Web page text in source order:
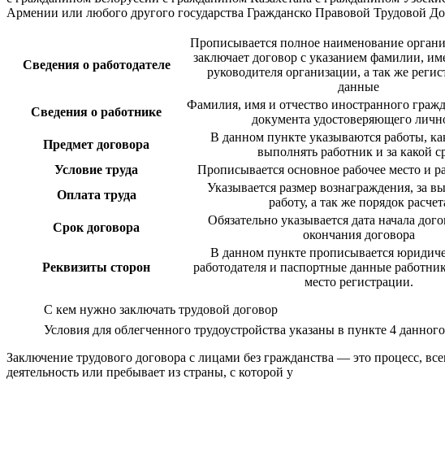
Армении или любого другого государства Гражданско Правовой Трудовой
Сведения о работодателе
Прописывается полное наименование
заключает договор с указанием фамилии,
руководителя организации, а так же
данные
Сведения о работнике
Фамилия, имя и отчество иностранного
документа удостоверяющего
Предмет договора
В данном пункте указываются работы,
выполнять работник и за какой
Условие труда
Прописывается основное рабочее место и
Оплата труда
Указывается размер вознаграждения, за
работу, а так же порядок
Срок договора
Обязательно указывается дата начала
окончания договора
Реквизиты сторон
В данном пункте прописывается
работодателя и паспортные данные
место регистрации.
С кем нужно заключать трудовой договор
Условия для облегченного трудоустройства указаны в пункте 4
Заключение трудового договора с лицами без гражданства — это процесс,
деятельность или пребывает из страны, с которой у